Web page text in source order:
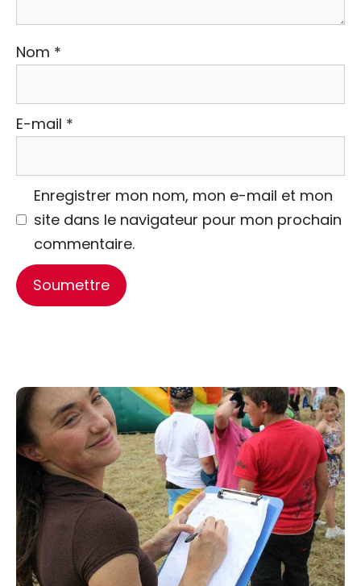
Nom *
E-mail *
Enregistrer mon nom, mon e-mail et mon
site dans le navigateur pour mon prochain
commentaire.